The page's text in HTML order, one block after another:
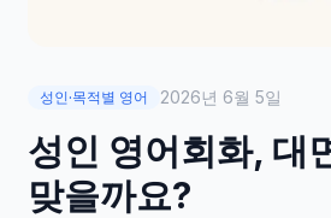
성인·목적별 영어 2026년 6월 5일
성인 영어회화, 대
맞을까요?